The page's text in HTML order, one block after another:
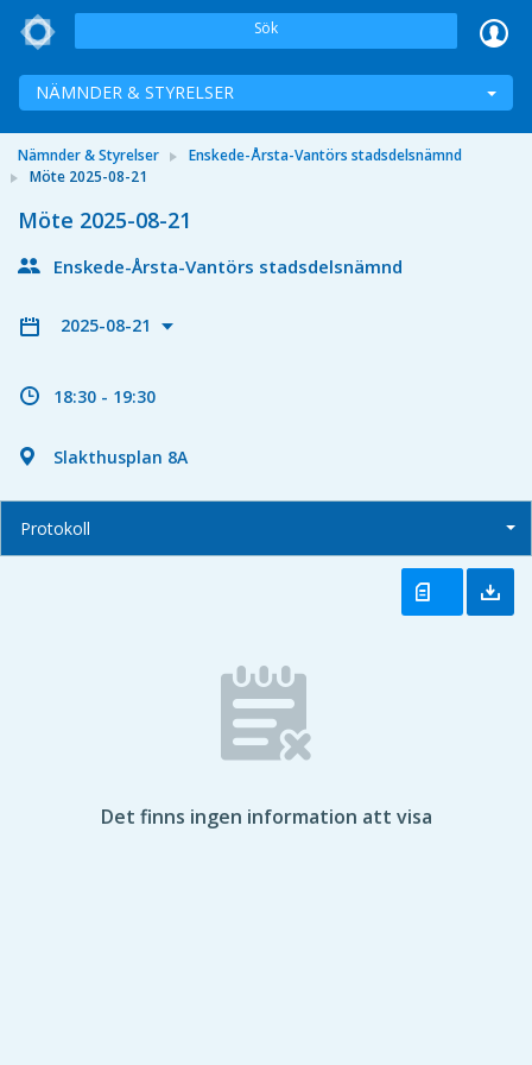
Sök
NÄMNDER & STYRELSER
Nämnder & Styrelser
Enskede-Årsta-Vantörs stadsdelsnämnd
Möte 2025-08-21
Möte 2025-08-21
Enskede-Årsta-Vantörs stadsdelsnämnd
2025-08-21
18:30 - 19:30
Slakthusplan 8A
Protokoll
Det finns ingen information att visa